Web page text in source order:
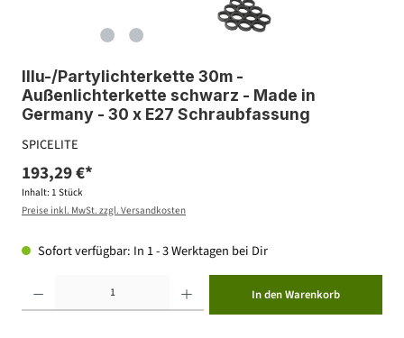
Illu-/Partylichterkette 30m -
Außenlichterkette schwarz - Made in
Germany - 30 x E27 Schraubfassung
SPICELITE
193,29 €*
Inhalt: 1 Stück
Preise inkl. MwSt. zzgl. Versandkosten
Sofort verfügbar: In 1 - 3 Werktagen bei Dir
In den Warenkorb